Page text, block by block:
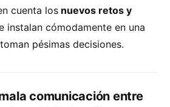
cuenta los nuevos retos y
instalan cómodamente en una
pésimas decisiones.
comunicación entre